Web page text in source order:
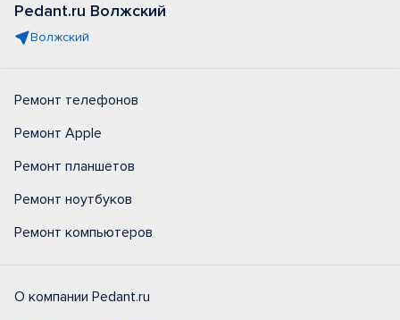
Pedant.ru Волжский
Волжский
Ремонт телефонов
Ремонт Apple
Ремонт планшетов
Ремонт ноутбуков
Ремонт компьютеров
О компании Pedant.ru